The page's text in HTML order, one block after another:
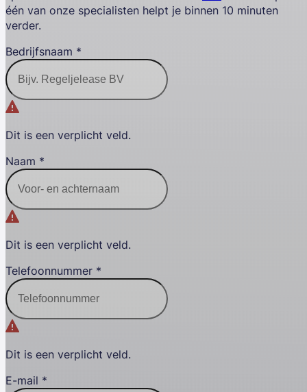
één van onze specialisten helpt je binnen 10 minuten
verder.
Bedrijfsnaam *
Dit is een verplicht veld.
Naam *
Dit is een verplicht veld.
Telefoonnummer *
Dit is een verplicht veld.
E-mail *